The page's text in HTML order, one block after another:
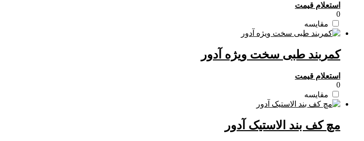
استعلام قیمت
0
مقایسه
کمربند طبی سخت ویژه آدور
استعلام قیمت
0
مقایسه
مچ کف بند الاستیک آدور